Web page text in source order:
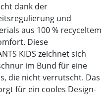
dank der
und
aus 100 % recyceltem
Diese
KIDS zeichnet sich
im Bund für eine
die nicht verrutscht. Das
für ein cooles Design-